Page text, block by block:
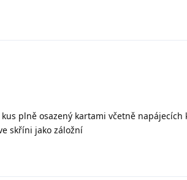
plně osazený kartami včetně
skříni jako záložní